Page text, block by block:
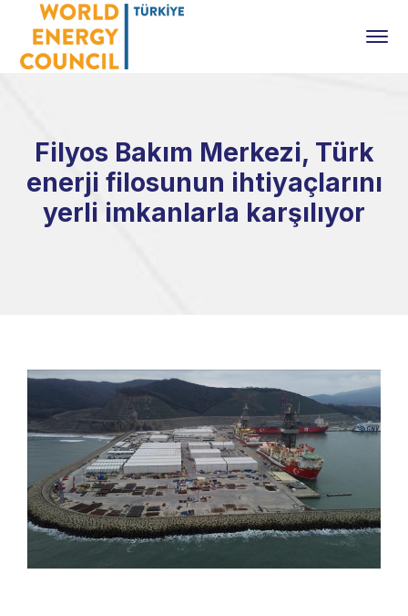
Filyos Bakım Merkezi, Türk
enerji filosunun ihtiyaçlarını
yerli imkanlarla karşılıyor